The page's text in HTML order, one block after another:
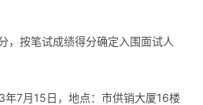
，按笔试成绩得分确定入围面试人
7月15日，地点：市供销大厦16楼